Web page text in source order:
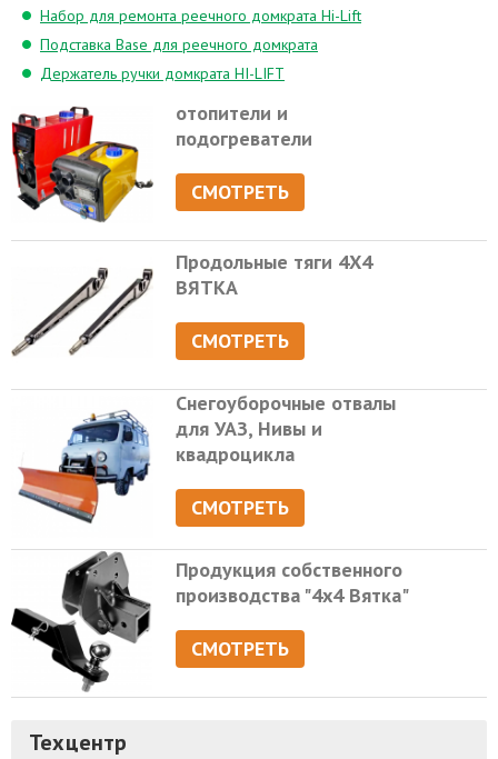
Набор для ремонта реечного домкрата Hi-Lift
Подставка Base для реечного домкрата
Держатель ручки домкрата HI-LIFT
отопители и
подогреватели
СМОТРЕТЬ
Продольные тяги 4Х4
ВЯТКА
СМОТРЕТЬ
Снегоуборочные отвалы
для УАЗ, Нивы и
квадроцикла
СМОТРЕТЬ
Продукция собственного
производства "4х4 Вятка"
СМОТРЕТЬ
Техцентр